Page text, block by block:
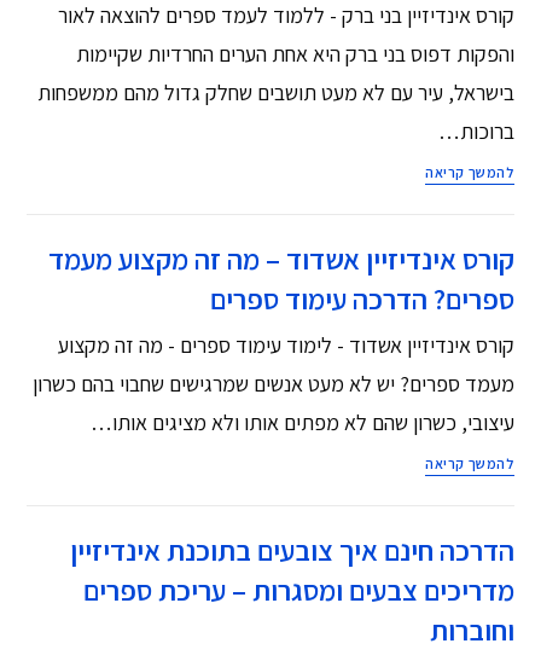
קורס אינדיזיין בני ברק - ללמוד לעמד ספרים להוצאה לאור
והפקות דפוס בני ברק היא אחת הערים החרדיות שקיימות
בישראל, עיר עם לא מעט תושבים שחלק גדול מהם ממשפחות
ברוכות…
להמשך קריאה
קורס אינדיזיין אשדוד – מה זה מקצוע מעמד
ספרים? הדרכה עימוד ספרים
קורס אינדיזיין אשדוד - לימוד עימוד ספרים - מה זה מקצוע
מעמד ספרים? יש לא מעט אנשים שמרגישים שחבוי בהם כשרון
עיצובי, כשרון שהם לא מפתים אותו ולא מציגים אותו…
להמשך קריאה
הדרכה חינם איך צובעים בתוכנת אינדיזיין
מדריכים צבעים ומסגרות – עריכת ספרים
וחוברות